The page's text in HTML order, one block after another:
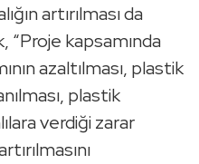
artırılması da
“Proje kapsamında
azaltılması, plastik
plastik
verdiği zarar